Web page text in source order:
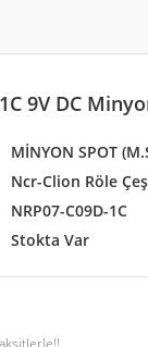
9V DC
MİNYON SPOT
Ncr-Clion Röle
NRP07-C09D-1C
Stokta Var